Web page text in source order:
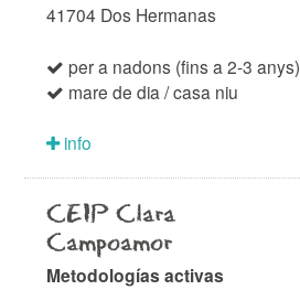
41704 Dos Hermanas
per a nadons (fins a 2-3 anys)
mare de dia / casa niu
info
CEIP Clara
Campoamor
Metodologías activas